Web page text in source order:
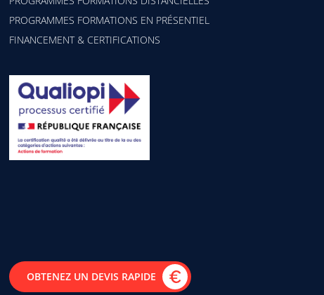
PROGRAMMES FORMATIONS EN PRÉSENTIEL
FINANCEMENT & CERTIFICATIONS
OBTENEZ UN DEVIS RAPIDE